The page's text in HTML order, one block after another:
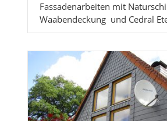
Fassadenarbeiten mit
Waabendeckung und Cedral